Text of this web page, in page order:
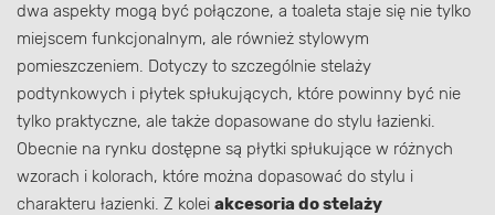
dwa aspekty mogą być połączone, a toaleta staje się nie tylko
miejscem funkcjonalnym, ale również stylowym
pomieszczeniem. Dotyczy to szczególnie stelaży
podtynkowych i płytek spłukujących, które powinny być nie
tylko praktyczne, ale także dopasowane do stylu łazienki.
Obecnie na rynku dostępne są płytki spłukujące w różnych
wzorach i kolorach, które można dopasować do stylu i
charakteru łazienki. Z kolei akcesoria do stelaży